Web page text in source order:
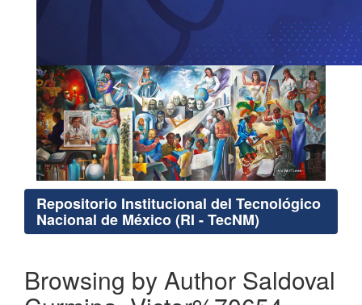
Repositorio Institucional del Tecnológico
Nacional de México (RI - TecNM)
Browsing by Author Saldoval